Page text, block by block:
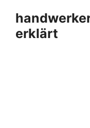
Inhalt
springen
erklärt